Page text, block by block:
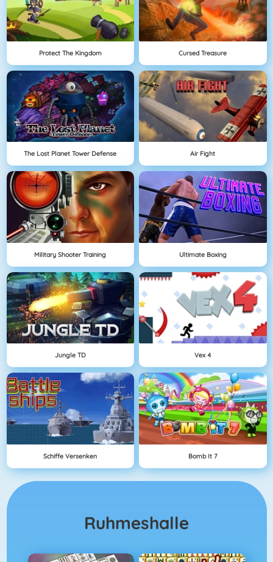
Protect The Kingdom Cursed Treasure
The Lost Planet Tower Defense Air Fight
Military Shooter Training Ultimate Boxing
Jungle TD Vex 4
Schiffe Versenken Bomb It 7
Ruhmeshalle